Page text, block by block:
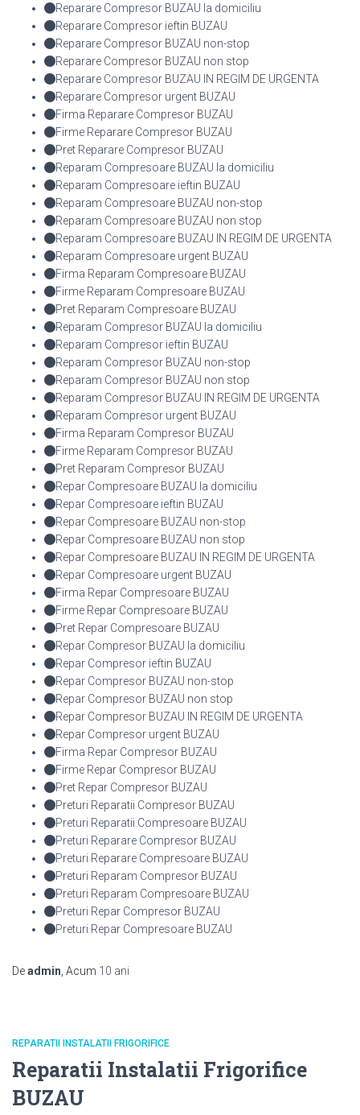
Reparare Compresor BUZAU la domiciliu
Reparare Compresor ieftin BUZAU
Reparare Compresor BUZAU non-stop
Reparare Compresor BUZAU non stop
Reparare Compresor BUZAU IN REGIM DE URGENTA
Reparare Compresor urgent BUZAU
Firma Reparare Compresor BUZAU
Firme Reparare Compresor BUZAU
Pret Reparare Compresor BUZAU
Reparam Compresoare BUZAU la domiciliu
Reparam Compresoare ieftin BUZAU
Reparam Compresoare BUZAU non-stop
Reparam Compresoare BUZAU non stop
Reparam Compresoare BUZAU IN REGIM DE URGENTA
Reparam Compresoare urgent BUZAU
Firma Reparam Compresoare BUZAU
Firme Reparam Compresoare BUZAU
Pret Reparam Compresoare BUZAU
Reparam Compresor BUZAU la domiciliu
Reparam Compresor ieftin BUZAU
Reparam Compresor BUZAU non-stop
Reparam Compresor BUZAU non stop
Reparam Compresor BUZAU IN REGIM DE URGENTA
Reparam Compresor urgent BUZAU
Firma Reparam Compresor BUZAU
Firme Reparam Compresor BUZAU
Pret Reparam Compresor BUZAU
Repar Compresoare BUZAU la domiciliu
Repar Compresoare ieftin BUZAU
Repar Compresoare BUZAU non-stop
Repar Compresoare BUZAU non stop
Repar Compresoare BUZAU IN REGIM DE URGENTA
Repar Compresoare urgent BUZAU
Firma Repar Compresoare BUZAU
Firme Repar Compresoare BUZAU
Pret Repar Compresoare BUZAU
Repar Compresor BUZAU la domiciliu
Repar Compresor ieftin BUZAU
Repar Compresor BUZAU non-stop
Repar Compresor BUZAU non stop
Repar Compresor BUZAU IN REGIM DE URGENTA
Repar Compresor urgent BUZAU
Firma Repar Compresor BUZAU
Firme Repar Compresor BUZAU
Pret Repar Compresor BUZAU
Preturi Reparatii Compresor BUZAU
Preturi Reparatii Compresoare BUZAU
Preturi Reparare Compresor BUZAU
Preturi Reparare Compresoare BUZAU
Preturi Reparam Compresor BUZAU
Preturi Reparam Compresoare BUZAU
Preturi Repar Compresor BUZAU
Preturi Repar Compresoare BUZAU
Deadmin, Acum 10 ani
REPARATII INSTALATII FRIGORIFICE
Reparatii Instalatii Frigorifice
BUZAU